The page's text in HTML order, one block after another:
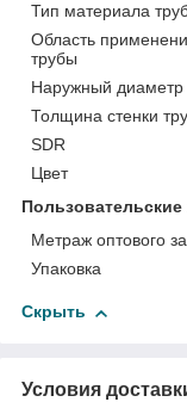
Тип материала
Область
трубы
Наружный диаметр
Толщина стенки
SDR
Цвет
Пользовательские
Метраж оптового
Упаковка
Скрыть
Условия